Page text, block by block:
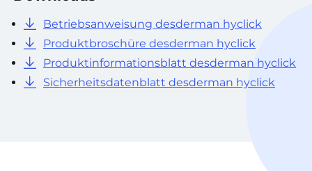
Betriebsanweisung desderman hyclick
Produktbroschüre desderman hyclick
Produktinformationsblatt desderman hyclick
Sicherheitsdatenblatt desderman hyclick